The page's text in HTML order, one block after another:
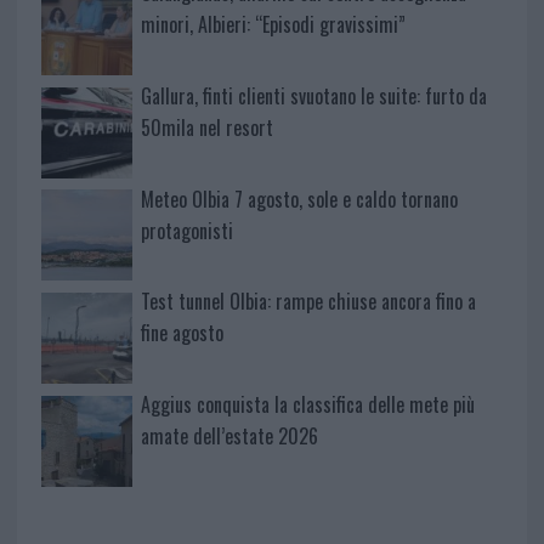
minori, Albieri: “Episodi gravissimi”
Gallura, finti clienti svuotano le suite: furto da
50mila nel resort
Meteo Olbia 7 agosto, sole e caldo tornano
protagonisti
Test tunnel Olbia: rampe chiuse ancora fino a
fine agosto
Aggius conquista la classifica delle mete più
amate dell’estate 2026